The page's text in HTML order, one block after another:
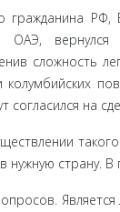
гражданина
ОАЭ,
сложность
колум­бийских
на
нужную страну.